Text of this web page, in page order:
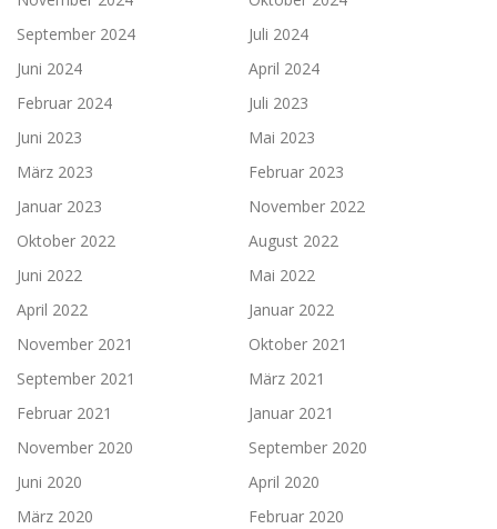
September 2024
Juli 2024
Juni 2024
April 2024
Februar 2024
Juli 2023
Juni 2023
Mai 2023
März 2023
Februar 2023
Januar 2023
November 2022
Oktober 2022
August 2022
Juni 2022
Mai 2022
April 2022
Januar 2022
November 2021
Oktober 2021
September 2021
März 2021
Februar 2021
Januar 2021
November 2020
September 2020
Juni 2020
April 2020
März 2020
Februar 2020